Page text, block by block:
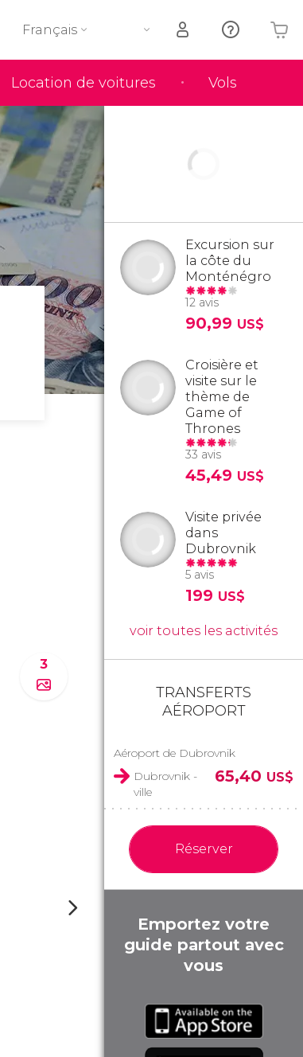
Location de voitures Vols
Français
Votre panier est vide
3
Excursion sur
la côte du
Monténégro
12 avis
90,99 US$
Croisière et
visite sur le
thème de
Game of
Thrones
33 avis
45,49 US$
Visite privée
dans
Dubrovnik
5 avis
199 US$
voir toutes les activités
TRANSFERTS
AÉROPORT
Aéroport de Dubrovnik
Dubrovnik -
ville
65,40 US$
Réserver
Emportez votre
guide partout avec
vous